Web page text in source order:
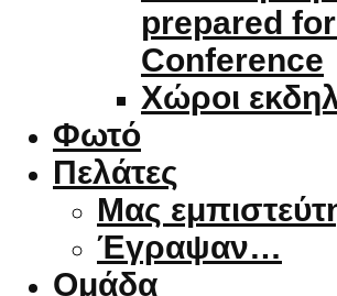
prepared
Conference
Χώροι
Φωτό
Πελάτες
Μας
Έγραψαν…
Ομάδα